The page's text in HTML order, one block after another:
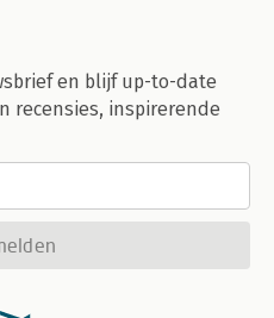
en blijf up-to-date
recensies, inspirerende